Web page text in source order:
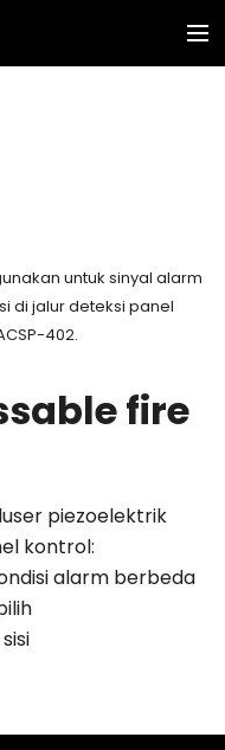
untuk sinyal alarm
di jalur deteksi panel
402.
fire
piezoelektrik
kontrol:
alarm berbeda